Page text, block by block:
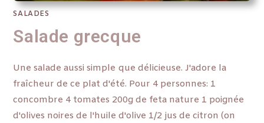
SALADES
Salade grecque
Une salade aussi simple que délicieuse. J'adore la
fraîcheur de ce plat d'été. Pour 4 personnes: 1
concombre 4 tomates 200g de feta nature 1 poignée
d'olives noires de l'huile d'olive 1/2 jus de citron (on